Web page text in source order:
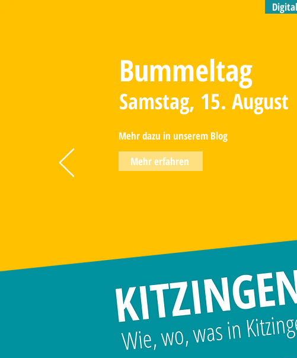
Bummeltag
Samstag, 15. August
Mehr dazu in unserem Blog
Mehr erfahren